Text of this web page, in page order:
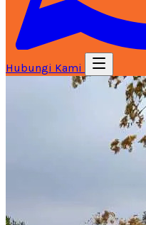
Hubungi Kami